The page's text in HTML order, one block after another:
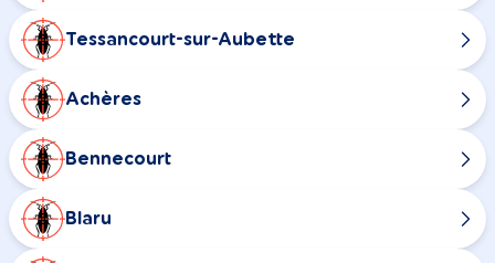
Tessancourt-sur-Aubette
Achères
Bennecourt
Blaru